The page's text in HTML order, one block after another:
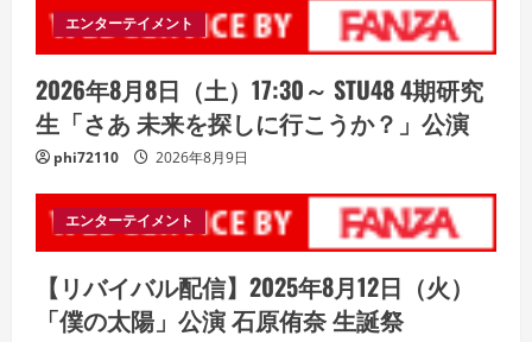
エンターテイメント
2026年8月8日（土）17:30～ STU48 4期研究
生「さあ 未来を探しに行こうか？」公演
phi72110 2026年8月9日
エンターテイメント
【リバイバル配信】2025年8月12日（火）
「僕の太陽」公演 石原侑奈 生誕祭